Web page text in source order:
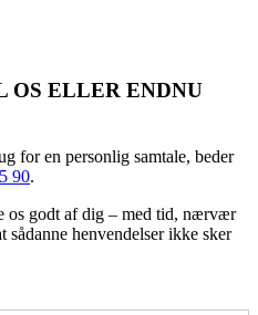
OS ELLER ENDNU
for en personlig samtale, beder
90.
os godt af dig – med tid, nærvær
henvendelser ikke sker